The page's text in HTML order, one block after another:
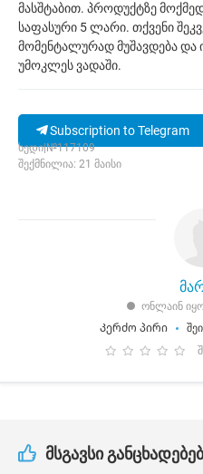
მასშტაბით. პროდუქტზე
საფასური 5 ლარი. თქვენი
მომენტალურად მუშავდება და
უმოკლეს ვადაში.
Subscription to Telegram
ხედი|№117109
შექმნილია: 21 მაისი
ონლაინ
Კერძო პირი
მსგავსი